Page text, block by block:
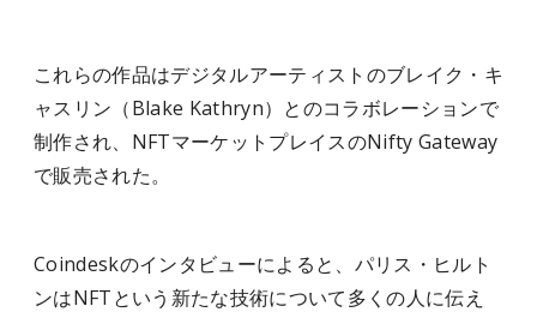
これらの作品はデジタルアーティストのブレイク・キ
ャスリン（Blake Kathryn）とのコラボレーションで
制作され、NFTマーケットプレイスのNifty Gateway
で販売された。
Coindeskのインタビューによると、パリス・ヒルト
ンはNFTという新たな技術について多くの人に伝え